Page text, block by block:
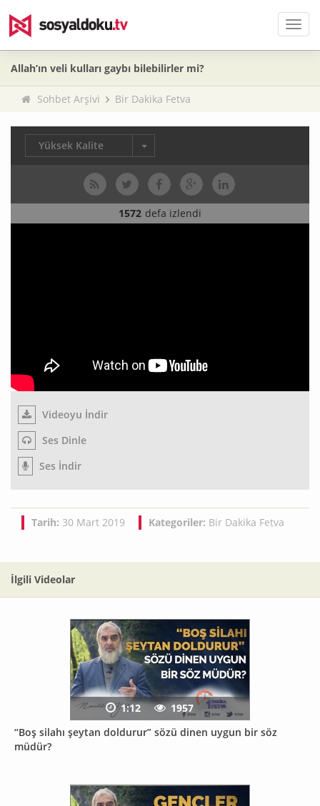
Menü
Allah’ın veli kulları gaybı bilebilirler mi?
Sohbet Arşivi Bir Dakika Fetva
Yüksek Kalite
1572 defa izlendi
Videoyu İndir
Ses Dinle
Ses İndir
Tarih: 30 Mart 2019 Kategoriler: Bir Dakika Fetva
İlgili Videolar
“Boş silahı şeytan doldurur” sözü dinen uygun bir söz
müdür?
1:12 1957